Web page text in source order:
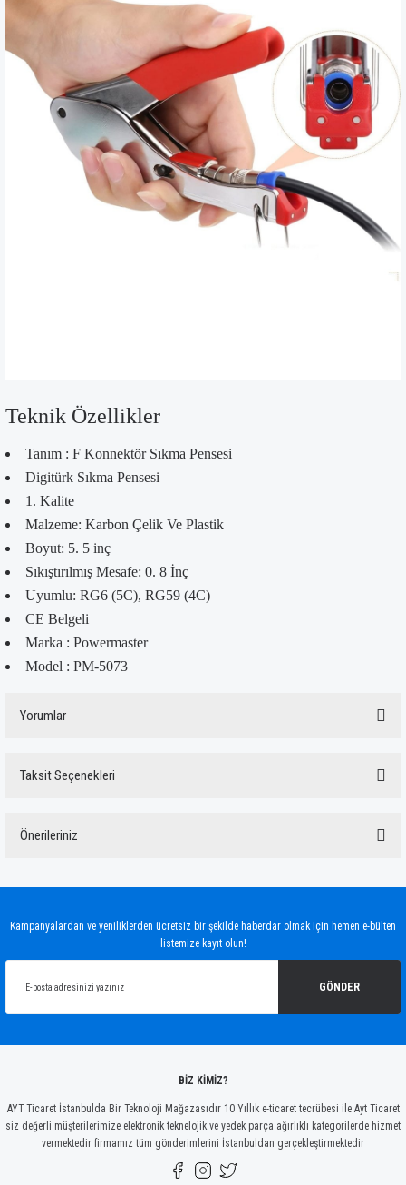
Teknik Özellikler
Tanım : F Konnektör Sıkma Pensesi
Digitürk Sıkma Pensesi
1. Kalite
Malzeme: Karbon Çelik Ve Plastik
Boyut: 5. 5 inç
Sıkıştırılmış Mesafe: 0. 8 İnç
Uyumlu: RG6 (5C), RG59 (4C)
CE Belgeli
Marka : Powermaster
Model : PM-5073
Yorumlar
Taksit Seçenekleri
Önerileriniz
Ürün açıklamasında eksik bilgiler bulunuyor.
Gönder
Kampanyalardan ve yeniliklerden ücretsiz bir şekilde haberdar olmak için hemen e-bülten
listemize kayıt olun!
GÖNDER
BİZ KİMİZ?
AYT Ticaret İstanbulda Bir Teknoloji Mağazasıdır 10 Yıllık e-ticaret tecrübesi ile Ayt Ticaret
siz değerli müşterilerimize elektronik teknelojik ve yedek parça ağırlıklı kategorilerde hizmet
vermektedir firmamız tüm gönderimlerini İstanbuldan gerçekleştirmektedir